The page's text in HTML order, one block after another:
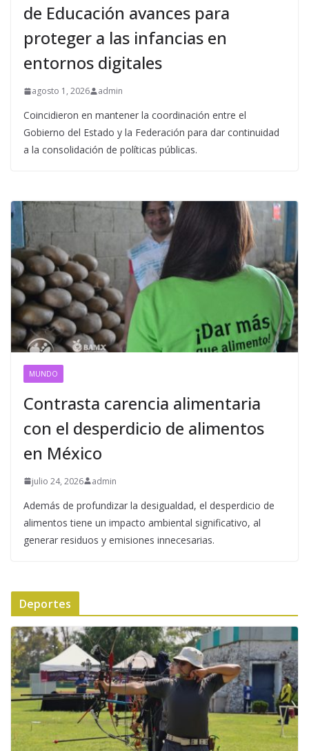
de Educación avances para
proteger a las infancias en
entornos digitales
agosto 1, 2026 admin
Coincidieron en mantener la coordinación entre el
Gobierno del Estado y la Federación para dar continuidad
a la consolidación de políticas públicas.
MUNDO
Contrasta carencia alimentaria
con el desperdicio de alimentos
en México
julio 24, 2026 admin
Además de profundizar la desigualdad, el desperdicio de
alimentos tiene un impacto ambiental significativo, al
generar residuos y emisiones innecesarias.
Deportes